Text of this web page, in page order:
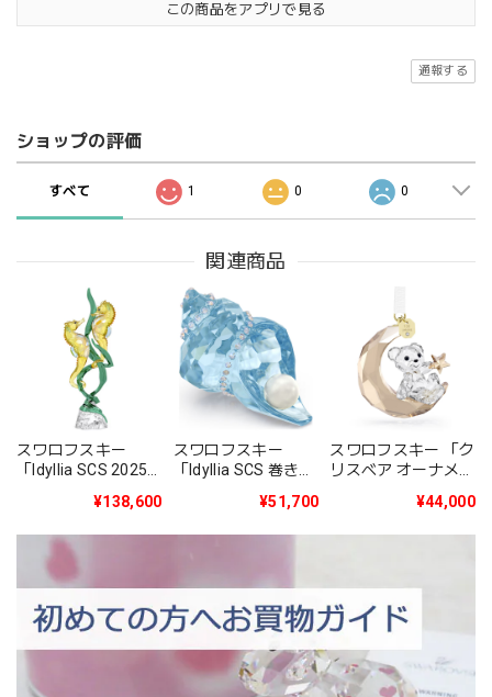
この商品をアプリで見る
通報する
ショップの評価
すべて 1 0 0
関連商品
スワロフスキー
「Idyllia SCS 2025
オトシゴ」¥138,600
スワロフスキー
「Idyllia SCS 巻き貝
¥51,700
スワロフスキー 「ク
リスベア オーナメン
産品」5701830¥44,000